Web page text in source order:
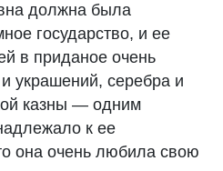
должна была
государство, и ее
в приданое очень
украшений, серебра и
казны — одним
к ее
она очень любила свою